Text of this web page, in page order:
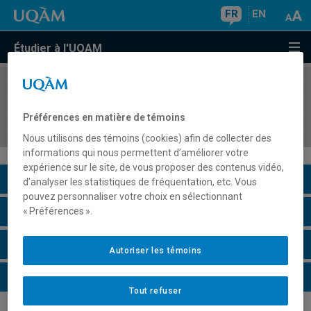
FR EN
Étudier à l'UQAM
COURS//
compétences du métier en formation technique
Description du cours
Horaire - Été 2026
Horaire - Automne 2026
Horaire - Hiver 2027
Préférences en matière de témoins
Nous utilisons des témoins (cookies) afin de collecter des
informations qui nous permettent d’améliorer votre
expérience sur le site, de vous proposer des contenus vidéo,
d’analyser les statistiques de fréquentation, etc. Vous
pouvez personnaliser votre choix en sélectionnant
« Préférences ».
Tout refuser
Autoriser les témoins